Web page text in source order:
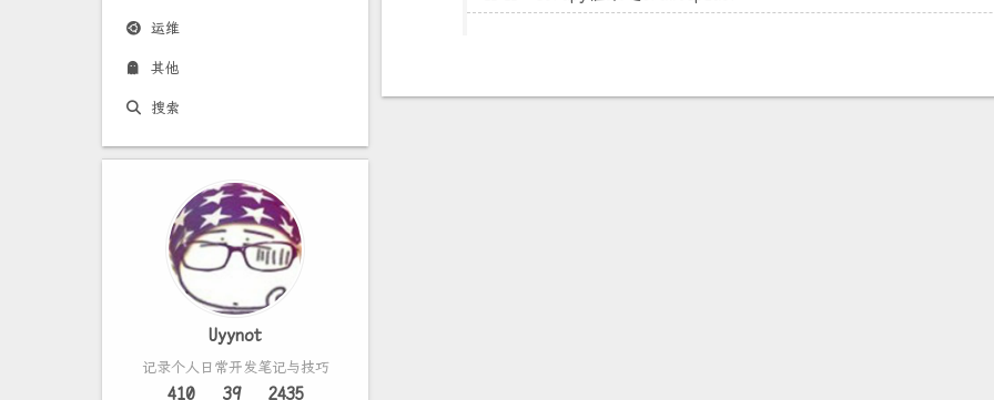
运维
其他
搜索
Uyynot
记录个人日常开发笔记与技巧
410 39 2435